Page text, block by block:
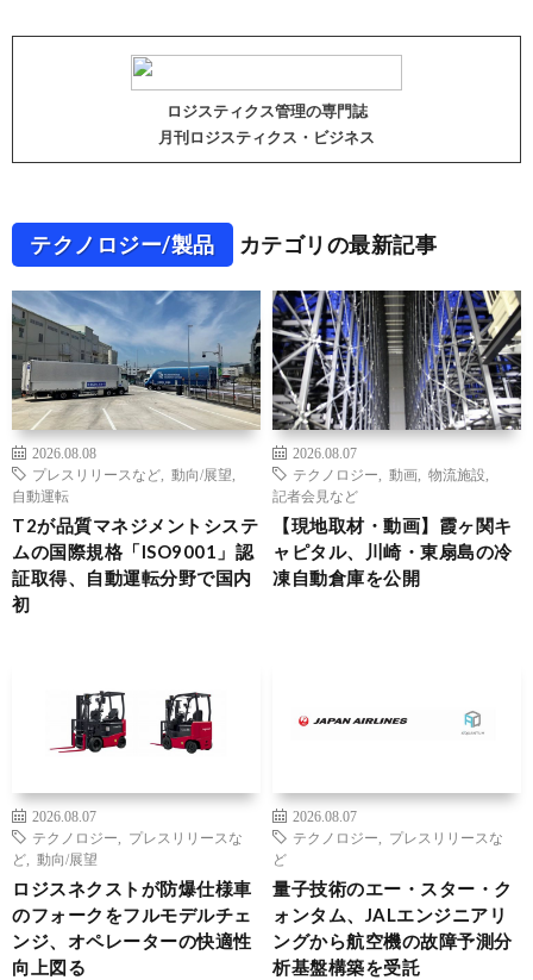
ロジスティクス管理の専門誌
月刊ロジスティクス・ビジネス
テクノロジー/製品 カテゴリの最新記事
2026.08.08
プレスリリースなど
動向/展望
自動運転
T2が品質マネジメントシステ
ムの国際規格「ISO9001」認
証取得、自動運転分野で国内
初
2026.08.07
テクノロジー
動画 物流施設
記者会見など
【現地取材・動画】霞ヶ関キ
ャピタル、川崎・東扇島の冷
凍自動倉庫を公開
2026.08.07
テクノロジー
プレスリリースな
ど
動向/展望
ロジスネクストが防爆仕様車
のフォークをフルモデルチェ
ンジ、オペレーターの快適性
向上図る
2026.08.07
テクノロジー
プレスリリースな
ど
量子技術のエー・スター・ク
ォンタム、JALエンジニアリ
ングから航空機の故障予測分
析基盤構築を受託